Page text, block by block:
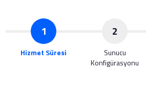
1
Hizmet Süresi
2
Sunucu
Konfigürasyonu